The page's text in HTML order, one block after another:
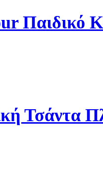
Παιδικό
Τσάντα